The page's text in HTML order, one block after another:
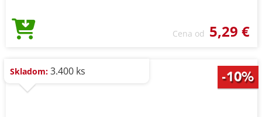
Cena od 5,29 €
Skladom: 3.400 ks